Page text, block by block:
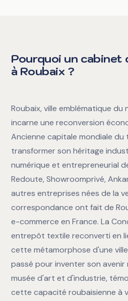
Pourquoi un cabinet
à Roubaix ?
Roubaix, ville emblématique du
incarne une reconversion
Ancienne capitale mondiale du
transformer son héritage
numérique et entrepreneurial
Redoute, Showroomprivé,
autres entreprises nées de la
correspondance ont fait de
e-commerce en France. La
entrepôt textile reconverti en
cette métamorphose d'une
passé pour inventer son avenir
musée d'art et d'industrie,
cette capacité roubaisienne à